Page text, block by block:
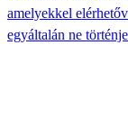
amelyekkel
egyáltalán ne